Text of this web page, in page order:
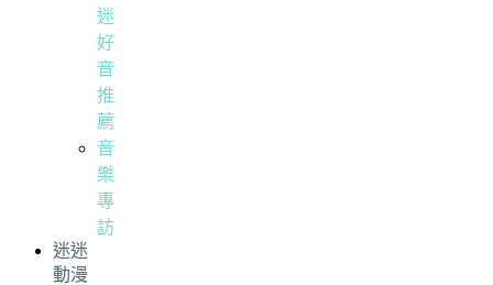
迷
好
音
推
薦
音
樂
專
訪
迷迷
動漫